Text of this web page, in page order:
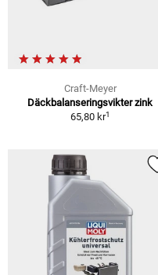
Craft-Meyer
Däckbalanseringsvikter zink
65,80 kr1